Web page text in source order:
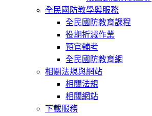
全民國防教學與服務
全民國防教育課程
役期折減作業
預官輔考
全民國防教育網
相關法規與網站
相關法規
相關網站
下載服務